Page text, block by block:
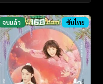
จบแล้ว ซับไทย